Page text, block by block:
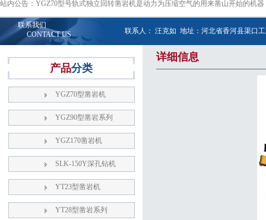
站内公告：YGZ70型号轨式独立回转凿岩机是动力为压缩空气的用来凿山开始的
联系我们
CONTACT US
联系人： 汪克如 地址：河北省香河县渠口
详细信息
产品分类
YGZ70型凿岩机
YGZ90型凿岩系列
YGZ170凿岩机
SLK-150Y深孔钻机
YT23型凿岩机
YT28型凿岩系列